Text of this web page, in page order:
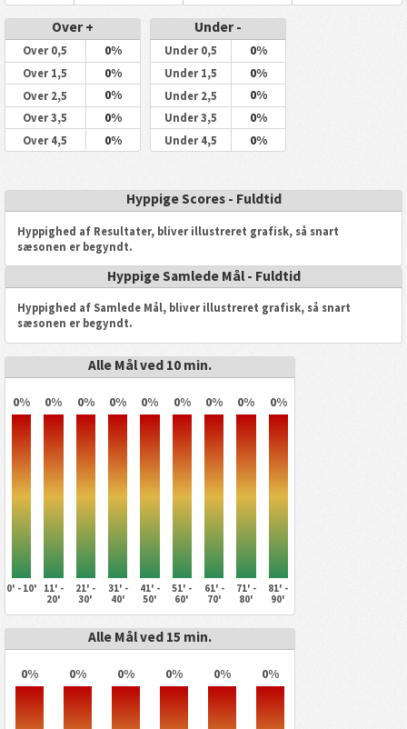
Over +
Over 0,5 0%
Over 1,5 0%
Over 2,5 0%
Over 3,5 0%
Over 4,5 0%
Under -
Under 0,5 0%
Under 1,5 0%
Under 2,5 0%
Under 3,5 0%
Under 4,5 0%
Hyppige Scores - Fuldtid
Hyppighed af Resultater, bliver illustreret grafisk, så snart
sæsonen er begyndt.
Hyppige Samlede Mål - Fuldtid
Hyppighed af Samlede Mål, bliver illustreret grafisk, så snart
sæsonen er begyndt.
Alle Mål ved 10 min.
0% 0% 0% 0% 0% 0% 0% 0% 0%
0' - 10'
11' -
20'
21' -
30'
31' -
40'
41' -
50'
51' -
60'
61' -
70'
71' -
80'
81' -
90'
Alle Mål ved 15 min.
0% 0% 0% 0% 0% 0%